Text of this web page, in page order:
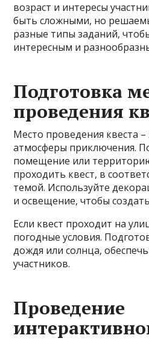
возраст и интересы
быть сложными, но
разные типы заданий,
интересным и
Подготовка
проведения
Место проведения квеста
атмосферы приключения.
помещение или
проходить квест, в
темой. Используйте
и освещение, чтобы
Если квест проходит на
погодные условия.
дождя или солнца,
участников.
Проведение